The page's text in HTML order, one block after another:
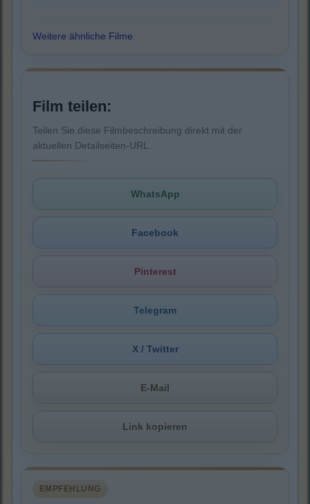
Weitere ähnliche Filme
Film teilen:
Teilen Sie diese Filmbeschreibung direkt mit der
aktuellen Detailseiten-URL.
WhatsApp
Facebook
Pinterest
Telegram
X / Twitter
E-Mail
Link kopieren
EMPFEHLUNG